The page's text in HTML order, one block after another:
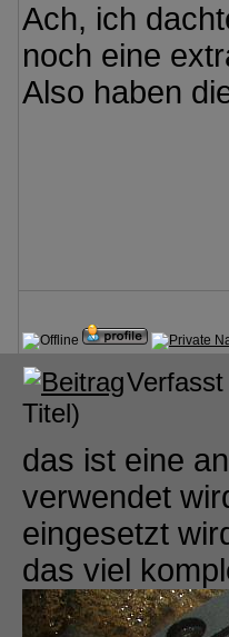
Ach, ich
noch eine
Also haben
Titel)
das ist eine
verwendet
eingesetzt
das viel